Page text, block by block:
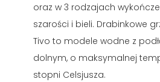
oraz w 3 rodzajach
szarości i bieli. Drabinkowe
Tivo to modele wodne z
dolnym, o maksymalnej
stopni Celsjusza.